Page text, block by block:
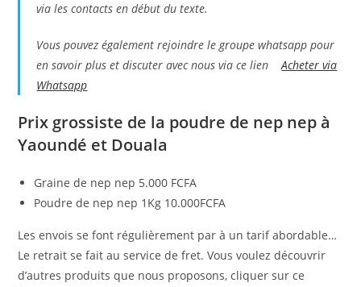
via les contacts en début du texte.
Vous pouvez également rejoindre le groupe whatsapp pour
en savoir plus et discuter avec nous via ce lienAcheter via
Whatsapp
Prix grossiste de la poudre de nep nep à
Yaoundé et Douala
Graine de nep nep 5.000 FCFA
Poudre de nep nep 1Kg 10.000FCFA
Les envois se font régulièrement par à un tarif abordable…
Le retrait se fait au service de fret. Vous voulez découvrir
d’autres produits que nous proposons, cliquer sur ce